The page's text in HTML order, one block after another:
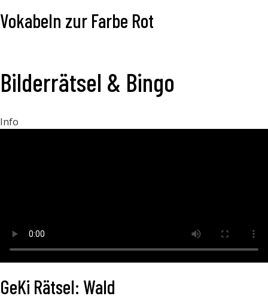
Vokabeln zur Farbe Rot
Bilderrätsel & Bingo
Info
GeKi Rätsel: Wald